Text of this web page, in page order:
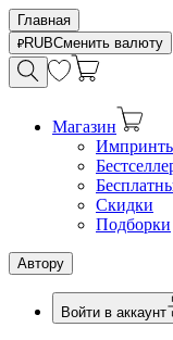
Главная
RUBСменить валюту
Магазин
Скидки
Подборки
Автору
Войти в аккаунт